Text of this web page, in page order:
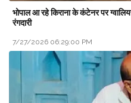
भोपाल आ रहे किराना के कंटेनर पर
रंगदारी
7/27/2026 06:29:00 PM